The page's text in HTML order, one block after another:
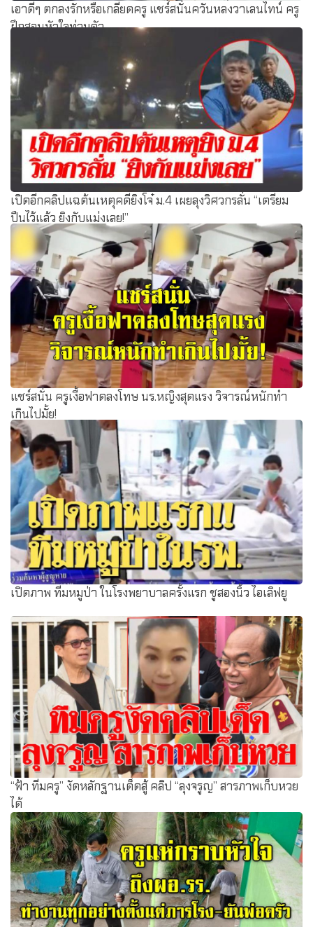
เอาดีๆ ตกลงรักหรือเกลียดครู แชร์สนั่นควันหลงวาเลนไทน์ ครู
ฝึกสอนหัวใจท่วมตัว
เปิดอีกคลิปแฉต้นเหตุคดียิงโจ๋ ม.4 เผยลุงวิศวกรลั่น “เตรียม
ปืนไว้แล้ว ยิงกับแม่งเลย!”
แชร์สนั่น ครูเงื้อฟาดลงโทษ นร.หญิงสุดแรง วิจารณ์หนักทำ
เกินไปมั้ย!
เปิดภาพ ทีมหมูป่า ในโรงพยาบาลครั้งแรก ชูสองนิ้ว ไอเลิฟยู
“ฟ้า ทีมครู” งัดหลักฐานเด็ดสู้ คลิป “ลุงจรูญ” สารภาพเก็บหวย
ได้